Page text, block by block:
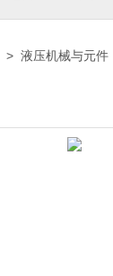
> 液压机械与元件